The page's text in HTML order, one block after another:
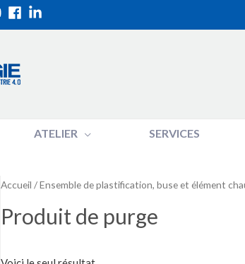
ATELIER SERVICES
Accueil /Ensemble de plastification, buse et élément
Produit de purge